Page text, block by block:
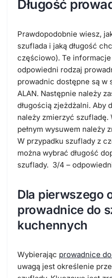
Długość
Prawdopodobnie wiesz,
szuflada i jaką długość
częściowo). Te
odpowiedni rodzaj
prowadnic dostępne są w
ALAN. Następnie należy
długością zjeżdżalni. Aby
należy zmierzyć szufladę.
pełnym wysuwem należy
W przypadku szuflady z
można wybrać długość
szuflady. 3/4 –
Dla pierwszego
prowadnice do
kuchennych
Wybierając prowadnice
uwagą jest określenie